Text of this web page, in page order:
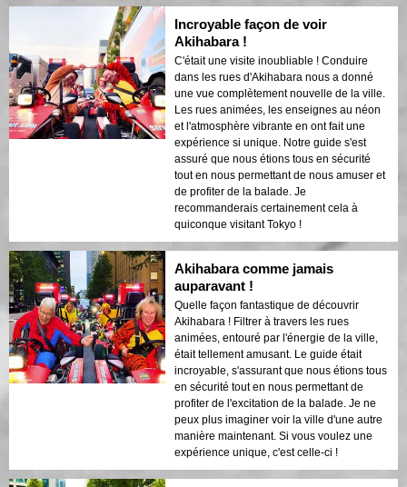
Incroyable façon de voir
Akihabara !
C'était une visite inoubliable ! Conduire
dans les rues d'Akihabara nous a donné
une vue complètement nouvelle de la ville.
Les rues animées, les enseignes au néon
et l'atmosphère vibrante en ont fait une
expérience si unique. Notre guide s'est
assuré que nous étions tous en sécurité
tout en nous permettant de nous amuser et
de profiter de la balade. Je
recommanderais certainement cela à
quiconque visitant Tokyo !
Akihabara comme jamais
auparavant !
Quelle façon fantastique de découvrir
Akihabara ! Filtrer à travers les rues
animées, entouré par l'énergie de la ville,
était tellement amusant. Le guide était
incroyable, s'assurant que nous étions tous
en sécurité tout en nous permettant de
profiter de l'excitation de la balade. Je ne
peux plus imaginer voir la ville d'une autre
manière maintenant. Si vous voulez une
expérience unique, c'est celle-ci !